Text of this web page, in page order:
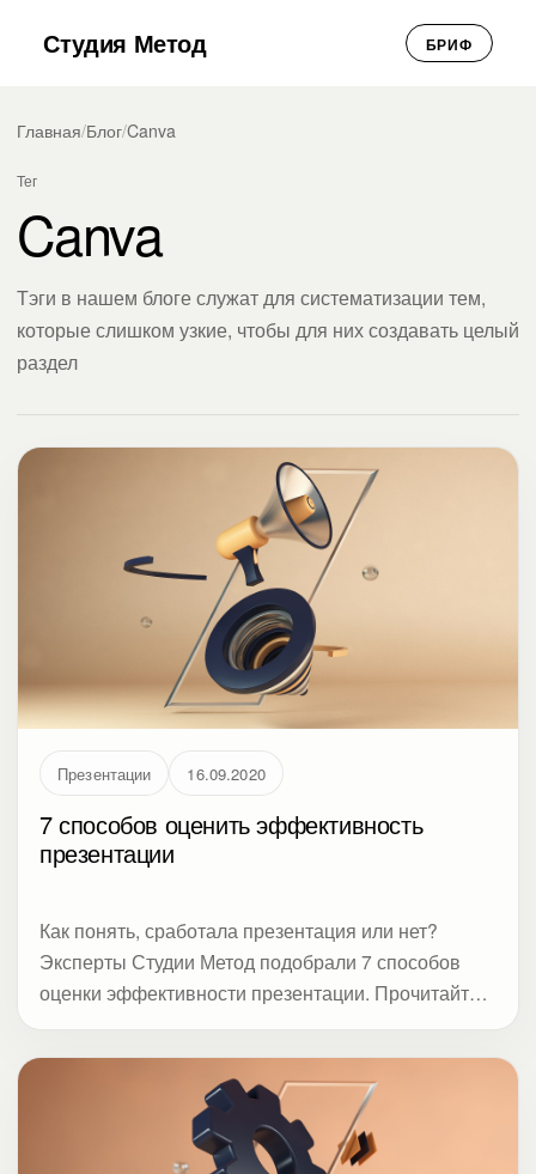
Студия Метод БРИФ
Главная/Блог/Canva
Тег
Canva
Тэги в нашем блоге служат для систематизации тем,
которые слишком узкие, чтобы для них создавать целый
раздел
Презентации 16.09.2020
7 способов оценить эффективность
презентации
Как понять, сработала презентация или нет?
Эксперты Студии Метод подобрали 7 способов
оценки эффективности презентации. Прочитайте,
инфографику, репетировать, или аудиторию
интересует что-то другое.